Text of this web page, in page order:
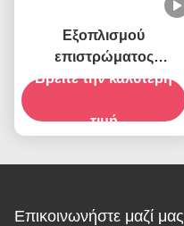
Εξοπλισμού
επιστρώματος
λαμπτήρων PVD
εμπορικής και
ανακλαστήρων
Βρείτε την καλύτερη
τιμή
Επικοινωνήστε μαζί μας